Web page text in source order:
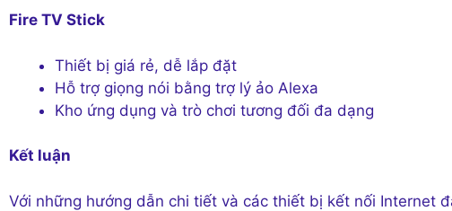
Fire TV Stick
Thiết bị giá rẻ, dễ lắp đặt
Hỗ trợ giọng nói bằng trợ lý ảo Alexa
Kho ứng dụng và trò chơi tương đối đa dạng
Kết luận
Với những hướng dẫn chi tiết và các thiết bị kết nối Internet